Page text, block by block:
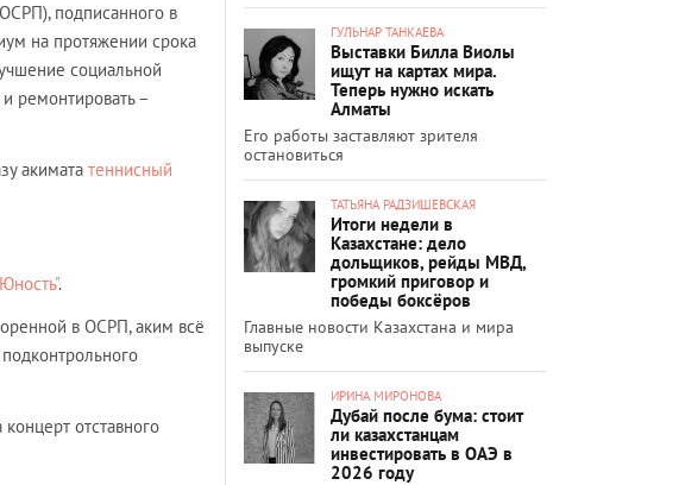
подписанного в
на протяжении срока
социальной
ремонтировать –
акимата теннисный
.
в ОСРП, аким всё
отставного
ГУЛЬНАР ТАНКАЕВА
Выставки Билла Виолы
ищут на картах мира.
Теперь нужно искать
Алматы
Его работы заставляют зрителя
остановиться
ТАТЬЯНА РАДЗИШЕВСКАЯ
Итоги недели в
Казахстане: дело
дольщиков, рейды МВД,
громкий приговор и
победы боксёров
Главные новости Казахстана и мира
выпуске
ИРИНА МИРОНОВА
Дубай после бума: стоит
ли казахстанцам
инвестировать в ОАЭ в
2026 году